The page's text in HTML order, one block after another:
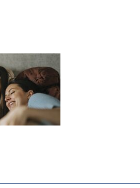
DIE VERSTÄRKTE